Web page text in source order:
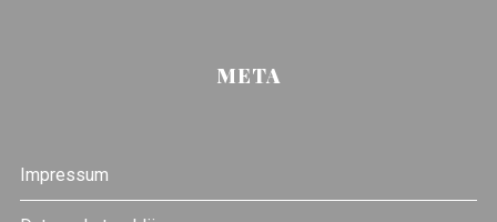
META
Impressum